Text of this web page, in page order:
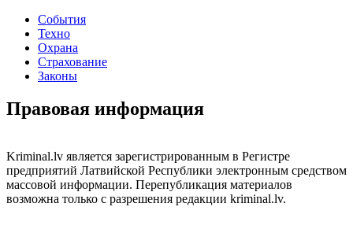
События
Техно
Охрана
Страхование
Законы
Правовая информация
Kriminal.lv является зарегистрированным в Регистре
предприятий Латвийской Республики электронным средством
массовой информации. Перепубликация материалов
возможна только с разрешения редакции kriminal.lv.